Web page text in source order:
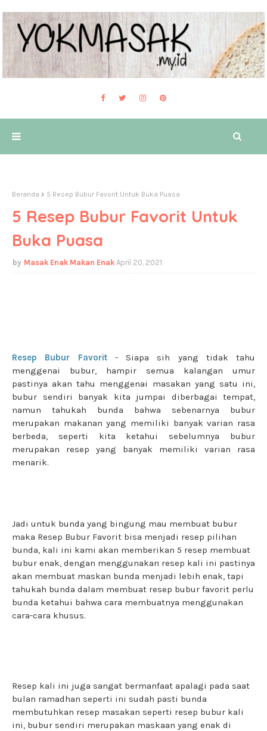
Beranda 5 Resep Bubur Favorit Untuk Buka Puasa
5 Resep Bubur Favorit Untuk
Buka Puasa
Masak Enak Makan Enak April 20, 2021
Resep Bubur Favorit
- Siapa sih yang tidak tahu
menggenai bubur, hampir semua kalangan umur
pastinya akan tahu menggenai masakan yang satu ini,
bubur sendiri banyak kita jumpai diberbagai tempat,
namun tahukah bunda bahwa sebenarnya bubur
merupakan makanan yang memiliki banyak varian rasa
berbeda, seperti kita ketahui sebelumnya bubur
merupakan resep yang banyak memiliki varian rasa
menarik.
Jadi untuk bunda yang bingung mau membuat bubur
maka Resep Bubur Favorit bisa menjadi resep pilihan
bunda, kali ini kami akan memberikan 5 resep membuat
bubur enak, dengan menggunakan resep kali ini pastinya
akan membuat maskan bunda menjadi lebih enak, tapi
tahukah bunda dalam membuat resep bubur favorit perlu
bunda ketahui bahwa cara membuatnya menggunakan
cara-cara khusus.
Resep kali ini juga sangat bermanfaat apalagi pada saat
bulan ramadhan seperti ini sudah pasti bunda
membutuhkan resep masakan seperti resep bubur kali
ini, bubur sendiri merupakan maskaan yang enak di